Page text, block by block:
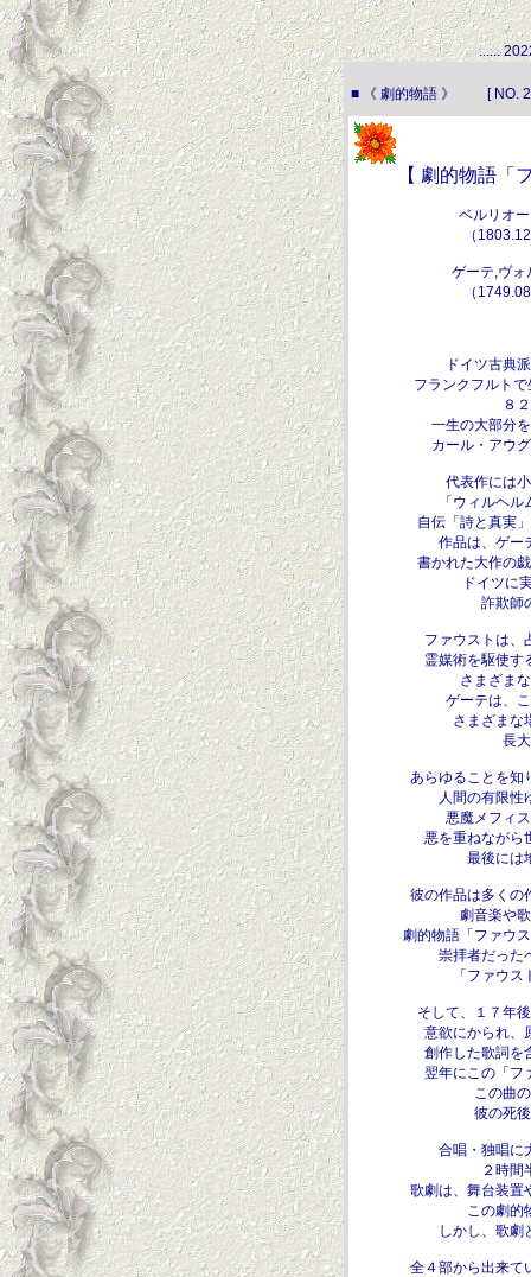
......
■ 《 劇的物語 》 [ NO.
【 劇的物語「
ベルリオ
（
ゲーテ,ヴ
（
ドイツ古典
フランクフルト
８
一生の大部分
カール・アウ
代表作には
「ウィルヘ
自伝「詩と真実
作品は、ゲー
書かれた大作の
ドイツに
詐欺師
ファウストは、
霊媒術を駆使す
さまざま
ゲーテは、
さまざまな
長
あらゆることを知
人間の有限性
悪魔メフィ
悪を重ねながら
最後には
彼の作品は多くの
劇音楽や
劇的物語「ファウ
崇拝者だった
「ファウ
そして、１７年
意欲にかられ、
創作した歌詞を
翌年にこの「フ
この曲
彼の死
合唱・独唱に
２時間
歌劇は、舞台装置
この劇的
しかし、歌劇
全４部から出来て